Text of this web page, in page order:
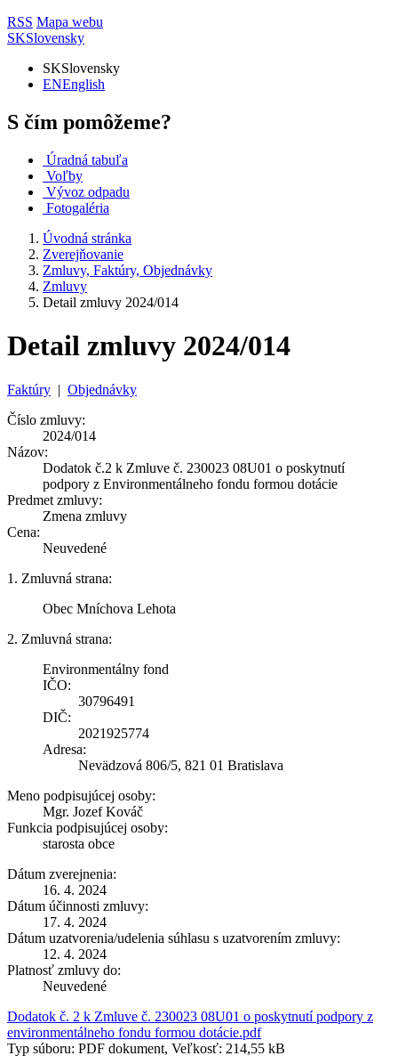
RSS Mapa webu
SKSlovensky
SKSlovensky
ENEnglish
S čím pomôžeme?
Úradná tabuľa
Voľby
Vývoz odpadu
Fotogaléria
Úvodná stránka
Zverejňovanie
Zmluvy, Faktúry, Objednávky
Zmluvy
Detail zmluvy 2024/014
Detail zmluvy 2024/014
Faktúry | Objednávky
Číslo zmluvy:
2024/014
Názov:
Dodatok č.2 k Zmluve č. 230023 08U01 o poskytnutí
podpory z Environmentálneho fondu formou dotácie
Predmet zmluvy:
Zmena zmluvy
Cena:
Neuvedené
1. Zmluvná strana:
Obec Mníchova Lehota
2. Zmluvná strana:
Environmentálny fond
IČO:
30796491
DIČ:
2021925774
Adresa:
Nevädzová 806/5, 821 01 Bratislava
Meno podpisujúcej osoby:
Mgr. Jozef Kováč
Funkcia podpisujúcej osoby:
starosta obce
Dátum zverejnenia:
16. 4. 2024
Dátum účinnosti zmluvy:
17. 4. 2024
Dátum uzatvorenia/udelenia súhlasu s uzatvorením zmluvy:
12. 4. 2024
Platnosť zmluvy do:
Neuvedené
Dodatok č. 2 k Zmluve č. 230023 08U01 o poskytnutí podpory z
environmentálneho fondu formou dotácie.pdf
Typ súboru: PDF dokument, Veľkosť: 214,55 kB